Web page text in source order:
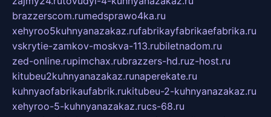
brazzerscom.rumedsprawo4ka.ru
xehyroo5kuhnyanazakaz.rufabrikayfabrikaefabrika.ru
vskrytie-zamkov-moskva-113.rubiletnadom.ru
zed-online.rupimchax.rubrazzers-hd.ruz-host.ru
kitubeu2kuhnyanazakaz.runaperekate.ru
kuhnyaofabrikaufabrik.rukitubeu-2-kuhnyanazakaz.ru
xehyroo-5-kuhnyanazakaz.rucs-68.ru